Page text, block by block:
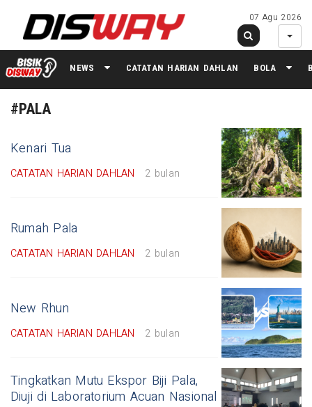
07 Agu 2026
NEWS CATATAN HARIAN DAHLAN BOLA
#PALA
Kenari Tua
CATATAN HARIAN DAHLAN 2 bulan
Rumah Pala
CATATAN HARIAN DAHLAN 2 bulan
New Rhun
CATATAN HARIAN DAHLAN 2 bulan
Tingkatkan Mutu Ekspor Biji Pala,
Diuji di Laboratorium Acuan Nasional